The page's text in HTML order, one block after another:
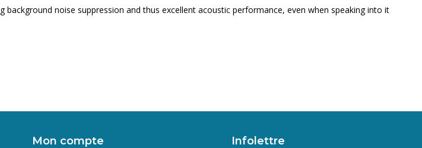
noise suppression and thus excellent acoustic performance, even when speaking into it
Mon compte Infolettre